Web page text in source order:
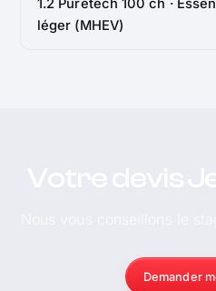
1.2 Puretech 100 ch ·
léger (MHEV)
Demander